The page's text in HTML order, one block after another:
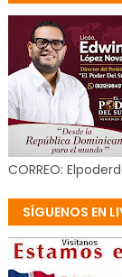
CORREO:
SÍGUENOS EN